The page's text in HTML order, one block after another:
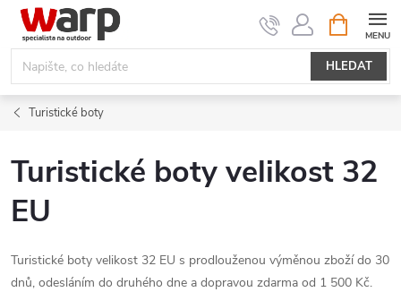
Přejít
obsah
HLEDAT
NÁKUPNÍ
KOŠÍK
Turistické boty
Turistické boty velikost 32
EU
Turistické boty velikost 32 EU s prodlouženou výměnou zboží do 30
dnů, odesláním do druhého dne a dopravou zdarma od 1 500 Kč.